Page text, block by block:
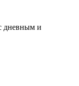
дневным и